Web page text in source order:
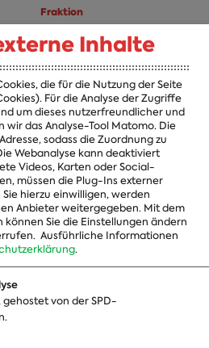
Fraktion
Fraktion
Vorsitzender
Vorstand
Arbeitsgruppen
Ausschussvorsitzende
Beauftragte
Landesgruppen
Organisation
Presse
Inhalte
die für die Nutzung der Seite
Für die Analyse der Zugriffe
um dieses nutzerfreundlicher und
das Analyse-Tool Matomo. Die
sodass die Zuordnung zu
Webanalyse kann deaktiviert
Videos, Karten oder Social-
müssen die Plug-Ins externer
hierzu einwilligen, werden
Anbieter weitergegeben. Mit dem
Sie die Einstellungen ändern
Ausführliche Informationen
.
von der SPD-